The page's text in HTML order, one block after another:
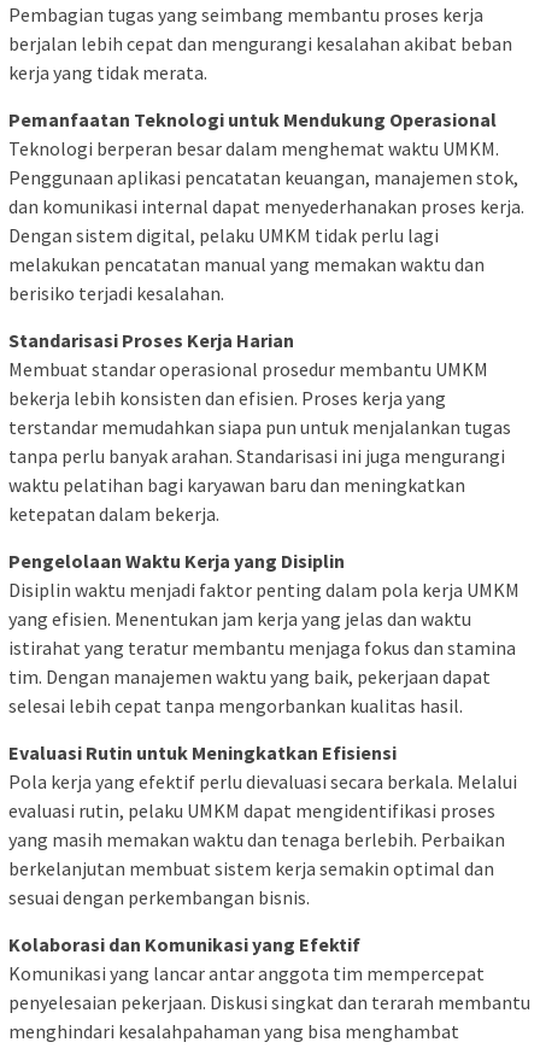
Pembagian tugas yang seimbang membantu proses kerja
berjalan lebih cepat dan mengurangi kesalahan akibat beban
kerja yang tidak merata.
Pemanfaatan Teknologi untuk Mendukung Operasional
Teknologi berperan besar dalam menghemat waktu UMKM.
Penggunaan aplikasi pencatatan keuangan, manajemen stok,
dan komunikasi internal dapat menyederhanakan proses kerja.
Dengan sistem digital, pelaku UMKM tidak perlu lagi
melakukan pencatatan manual yang memakan waktu dan
berisiko terjadi kesalahan.
Standarisasi Proses Kerja Harian
Membuat standar operasional prosedur membantu UMKM
bekerja lebih konsisten dan efisien. Proses kerja yang
terstandar memudahkan siapa pun untuk menjalankan tugas
tanpa perlu banyak arahan. Standarisasi ini juga mengurangi
waktu pelatihan bagi karyawan baru dan meningkatkan
ketepatan dalam bekerja.
Pengelolaan Waktu Kerja yang Disiplin
Disiplin waktu menjadi faktor penting dalam pola kerja UMKM
yang efisien. Menentukan jam kerja yang jelas dan waktu
istirahat yang teratur membantu menjaga fokus dan stamina
tim. Dengan manajemen waktu yang baik, pekerjaan dapat
selesai lebih cepat tanpa mengorbankan kualitas hasil.
Evaluasi Rutin untuk Meningkatkan Efisiensi
Pola kerja yang efektif perlu dievaluasi secara berkala. Melalui
evaluasi rutin, pelaku UMKM dapat mengidentifikasi proses
yang masih memakan waktu dan tenaga berlebih. Perbaikan
berkelanjutan membuat sistem kerja semakin optimal dan
sesuai dengan perkembangan bisnis.
Kolaborasi dan Komunikasi yang Efektif
Komunikasi yang lancar antar anggota tim mempercepat
penyelesaian pekerjaan. Diskusi singkat dan terarah membantu
menghindari kesalahpahaman yang bisa menghambat